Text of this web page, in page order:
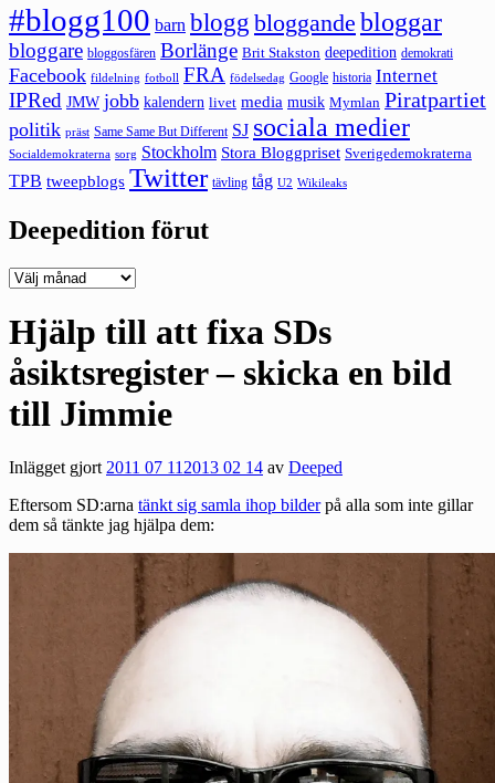
#blogg100 barn blogg bloggande bloggar
bloggare bloggosfären Borlänge Brit Stakston deepedition demokrati
Facebook fildelning fotboll FRA födelsedag Google historia Internet
IPRed JMW jobb kalendern livet media musik Mymlan Piratpartiet
politik präst Same Same But Different SJ sociala medier
Socialdemokraterna sorg Stockholm Stora Bloggpriset Sverigedemokraterna
TPB tweepblogs Twitter tävling tåg U2 Wikileaks
Deepedition förut
Deepedition
Hjälp till att fixa SDs
åsiktsregister – skicka en bild
till Jimmie
Inlägget gjort2011 07 112013 02 14 av Deeped
Eftersom SD:arna tänkt sig samla ihop bilderpå alla som inte gillar
dem så tänkte jag hjälpa dem: